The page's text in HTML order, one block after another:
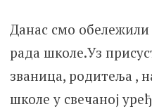
Данас смо
рада школе.Уз
званица, родитеља ,
школе у свечаној